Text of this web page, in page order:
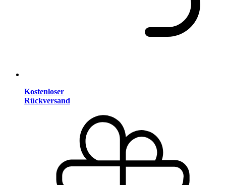
Kostenloser
Rückversand